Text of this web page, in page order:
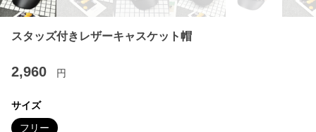
スタッズ付きレザーキャスケット帽
2,960 円
サイズ
フリー